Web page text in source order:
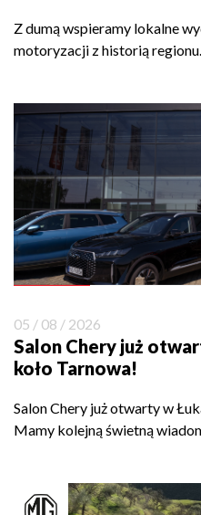
Z dumą wspieramy lokalne
motoryzacji z historią regionu.
05 / 08 / 2026
Salon Chery już
koło Tarnowa!
Salon Chery już otwarty w
Mamy kolejną świetną